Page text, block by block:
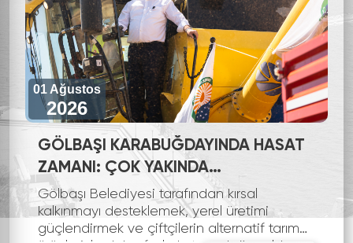
01 Ağustos
2026
GÖLBAŞI KARABUĞDAYINDA HASAT
ZAMANI: ÇOK YAKINDA
MARKALAŞIYOR
Gölbaşı Belediyesi tarafından kırsal
kalkınmayı desteklemek, yerel üretimi
güçlendirmek ve çiftçilerin alternatif tarım